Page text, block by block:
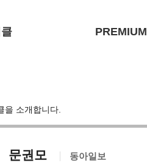
PREMIUM
을 소개합니다.
문권모 동아일보